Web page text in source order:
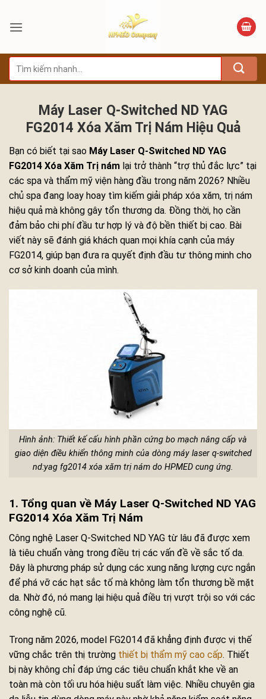
qua
dung
Tìm
kiếm:
Máy Laser Q-Switched ND YAG
FG2014 Xóa Xăm Trị Nám Hiệu Quả
Bạn có biết tại sao Máy Laser Q-Switched ND YAG
FG2014 Xóa Xăm Trị nám lại trở thành “trợ thủ đắc lực” tại
các spa và thẩm mỹ viện hàng đầu trong năm 2026? Nhiều
chủ spa đang loay hoay tìm kiếm giải pháp xóa xăm, trị nám
hiệu quả mà không gây tổn thương da. Đồng thời, họ cần
đảm bảo chi phí đầu tư hợp lý và độ bền thiết bị cao. Bài
viết này sẽ đánh giá khách quan mọi khía cạnh của máy
FG2014, giúp bạn đưa ra quyết định đầu tư thông minh cho
cơ sở kinh doanh của mình.
Hình ảnh: Thiết kế cấu hình phần cứng bo mạch nâng cấp và
giao diện điều khiển thông minh của dòng máy laser q-switched
nd:yag fg2014 xóa xăm trị nám do HPMED cung ứng.
1. Tổng quan về Máy Laser Q-Switched ND YAG
FG2014 Xóa Xăm Trị Nám
Công nghệ Laser Q-Switched ND YAG từ lâu đã được xem
là tiêu chuẩn vàng trong điều trị các vấn đề về sắc tố da.
Đây là phương pháp sử dụng các xung năng lượng cực ngắn
để phá vỡ các hạt sắc tố mà không làm tổn thương bề mặt
da. Nhờ đó, nó mang lại hiệu quả điều trị vượt trội so với các
công nghệ cũ.
Trong năm 2026, model FG2014 đã khẳng định được vị thế
vững chắc trên thị trường thiết bị thẩm mỹ cao cấp. Thiết
bị này không chỉ đáp ứng các tiêu chuẩn khắt khe về an
toàn mà còn tối ưu hóa hiệu suất làm việc. Nhiều chuyên gia